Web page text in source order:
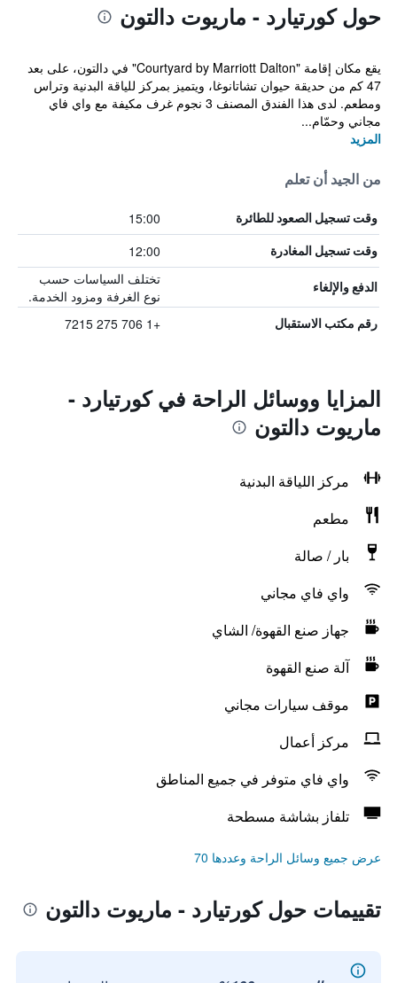
حول كورتيارد - ماريوت دالتون
يقع مكان إقامة "Courtyard by Marriott Dalton" في دالتون، على بعد
47 كم من حديقة حيوان تشاتانوغا، ويتميز بمركز للياقة البدنية وتراس
ومطعم. لدى هذا الفندق المصنف 3 نجوم غرف مكيفة مع واي فاي
مجاني وحمّام...
المزيد
من الجيد أن تعلم
وقت تسجيل الصعود للطائرة 15:00
وقت تسجيل المغادرة 12:00
الدفع والإلغاء
تختلف السياسات حسب
نوع الغرفة ومزود الخدمة.
رقم مكتب الاستقبال +1 706 275 7215
المزايا ووسائل الراحة في كورتيارد -
ماريوت دالتون
مركز اللياقة البدنية
مطعم
بار / صالة
واي فاي مجاني
جهاز صنع القهوة/ الشاي
آلة صنع القهوة
موقف سيارات مجاني
مركز أعمال
واي فاي متوفر في جميع المناطق
تلفاز بشاشة مسطحة
عرض جميع وسائل الراحة وعددها 70
تقييمات حول كورتيارد - ماريوت دالتون